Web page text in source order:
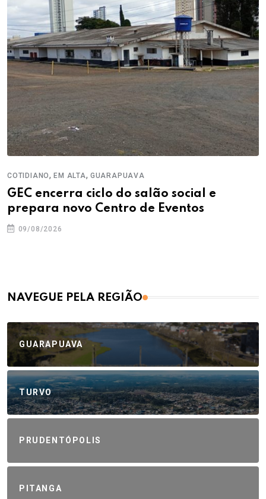
COTIDIANO,EM ALTA, GUARAPUAVA
GEC encerra ciclo do salão social e
prepara novo Centro de Eventos
09/08/2026
NAVEGUE PELA REGIÃO
GUARAPUAVA
TURVO
PRUDENTÓPOLIS
PITANGA